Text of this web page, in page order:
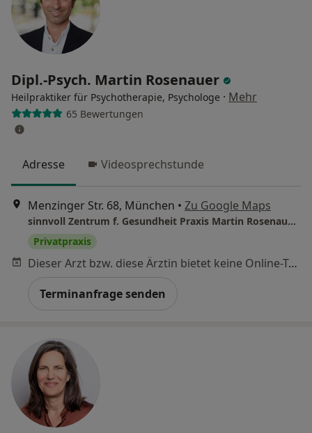
Dipl.-Psych. Martin Rosenauer
Heilpraktiker für Psychotherapie, Psychologe · Mehr
65 Bewertungen
Adresse Videosprechstunde
Menzinger Str. 68, München • Zu Google Maps
sinnvoll Zentrum f. Gesundheit Praxis Martin Rosenauer Heilprakt. für Psychotherapie
Privatpraxis
Dieser Arzt bzw. diese Ärztin bietet keine Online-Terminbuchung an diesem Standort an.
Terminanfrage senden